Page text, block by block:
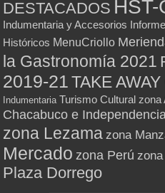
DESTACADOS
Indumentaria y Accesorios
Históricos MenuCriollo
la Gastronomía 2021
2019-21 TAKE
Indumentaria Turismo Cultural zona
Chacabuco e Independencia
zona Lezama zona
Mercado zona Perú
Plaza Dorrego